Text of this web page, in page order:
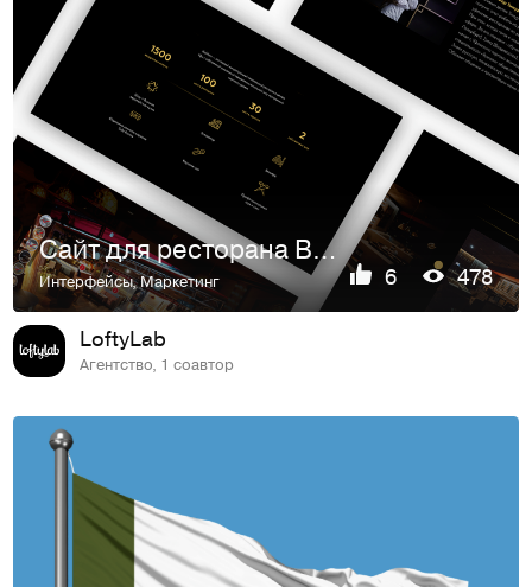
Сайт для ресторана Bolshoi
Интерфейсы,Маркетинг 6 478
LoftyLab
Агентство, 1 соавтор